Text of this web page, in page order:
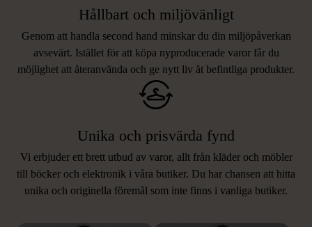
Hållbart och miljövänligt
Genom att handla second hand minskar du din miljöpåverkan
avsevärt. Istället för att köpa nyproducerade varor får du
möjlighet att återanvända och ge nytt liv åt befintliga produkter.
Unika och prisvärda fynd
Vi erbjuder ett brett utbud av varor, allt från kläder och möbler
till böcker och elektronik i våra butiker. Du har chansen att hitta
unika och originella föremål som inte finns i vanliga butiker.
LIKNANDE PRODUKTER
Hitta produkter som påminner om denna